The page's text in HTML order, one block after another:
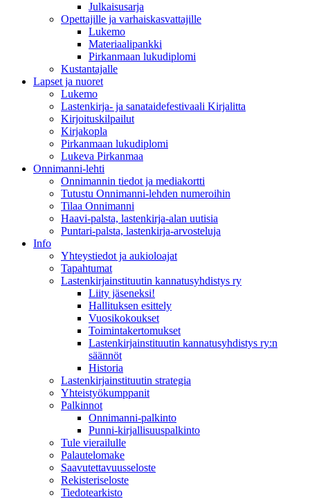
Julkaisusarja
Opettajille ja varhaiskasvattajille
Lukemo
Materiaalipankki
Pirkanmaan lukudiplomi
Kustantajalle
Lapset ja nuoret
Lukemo
Lastenkirja- ja sanataidefestivaali Kirjalitta
Kirjoituskilpailut
Kirjakopla
Pirkanmaan lukudiplomi
Lukeva Pirkanmaa
Onnimanni-lehti
Onnimannin tiedot ja mediakortti
Tutustu Onnimanni-lehden numeroihin
Tilaa Onnimanni
Haavi-palsta, lastenkirja-alan uutisia
Puntari-palsta, lastenkirja-arvosteluja
Info
Yhteystiedot ja aukioloajat
Tapahtumat
Lastenkirjainstituutin kannatusyhdistys ry
Liity jäseneksi!
Hallituksen esittely
Vuosikokoukset
Toimintakertomukset
Lastenkirjainstituutin kannatusyhdistys ry:n
säännöt
Historia
Lastenkirjainstituutin strategia
Yhteistyökumppanit
Palkinnot
Onnimanni-palkinto
Punni-kirjallisuuspalkinto
Tule vierailulle
Palautelomake
Saavutettavuusseloste
Rekisteriseloste
Tiedotearkisto